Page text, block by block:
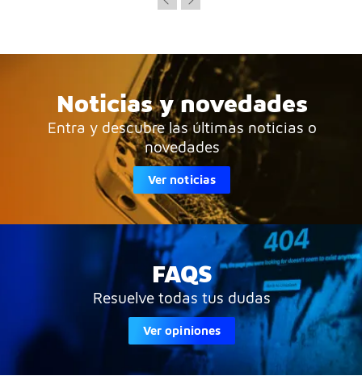
Noticias y novedades
Entra y descubre las últimas noticias o
novedades
Ver noticias
FAQS
Resuelve todas tus dudas
Ver opiniones